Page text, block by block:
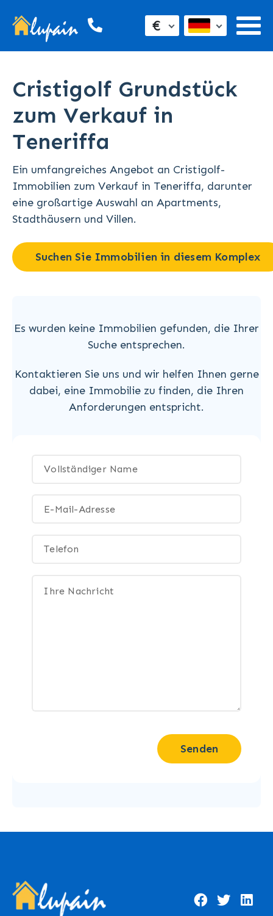
€
Cristigolf Grundstück
zum Verkauf in
Teneriffa
Ein umfangreiches Angebot an Cristigolf-
Immobilien zum Verkauf in Teneriffa, darunter
eine großartige Auswahl an Apartments,
Stadthäusern und Villen.
Suchen Sie Immobilien in diesem Komplex
Es wurden keine Immobilien gefunden, die Ihrer
Suche entsprechen.
Kontaktieren Sie uns und wir helfen Ihnen gerne
dabei, eine Immobilie zu finden, die Ihren
Anforderungen entspricht.
Senden